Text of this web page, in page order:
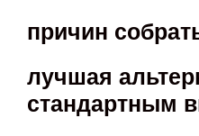
причин
лучшая
стандартным